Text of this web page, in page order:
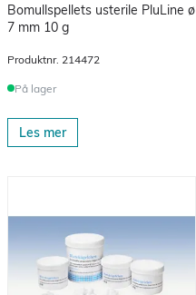
Bomullspellets usterile PluLine ø
7 mm 10 g
Produktnr. 214472
På lager
Les mer